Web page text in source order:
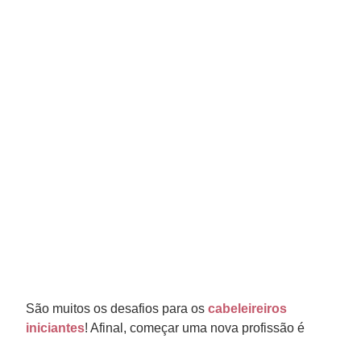
São muitos os desafios para os cabeleireiros
iniciantes! Afinal, começar uma nova profissão é